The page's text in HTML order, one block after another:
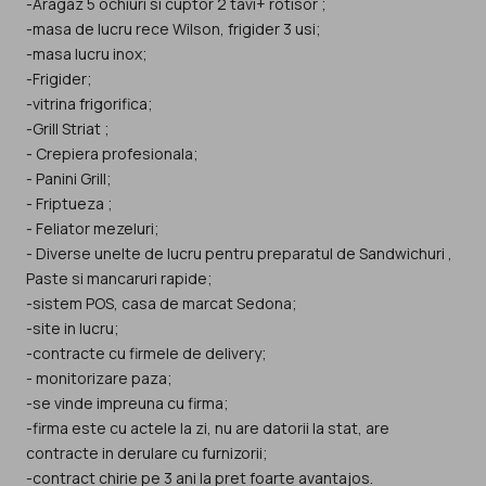
-Aragaz 5 ochiuri si cuptor 2 tavi+ rotisor ;
-masa de lucru rece Wilson, frigider 3 usi;
-masa lucru inox;
-Frigider;
-vitrina frigorifica;
-Grill Striat ;
- Crepiera profesionala;
- Panini Grill;
- Friptueza ;
- Feliator mezeluri;
- Diverse unelte de lucru pentru preparatul de Sandwichuri ,
Paste si mancaruri rapide;
-sistem POS, casa de marcat Sedona;
-site in lucru;
-contracte cu firmele de delivery;
- monitorizare paza;
-se vinde impreuna cu firma;
-firma este cu actele la zi, nu are datorii la stat, are
contracte in derulare cu furnizorii;
-contract chirie pe 3 ani la pret foarte avantajos.